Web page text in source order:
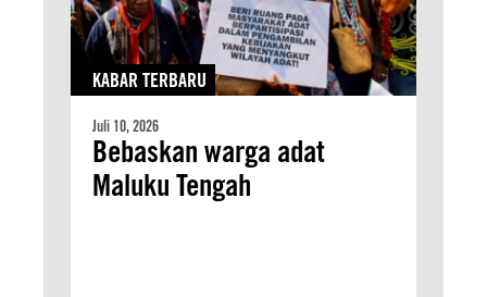
KABAR TERBARU
Juli 10, 2026
Bebaskan warga adat
Maluku Tengah